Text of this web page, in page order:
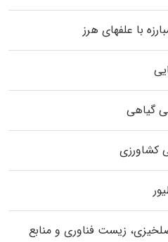
با علفهای هرز
گیاهی
کشاورزی
زیست فناوری و منابع